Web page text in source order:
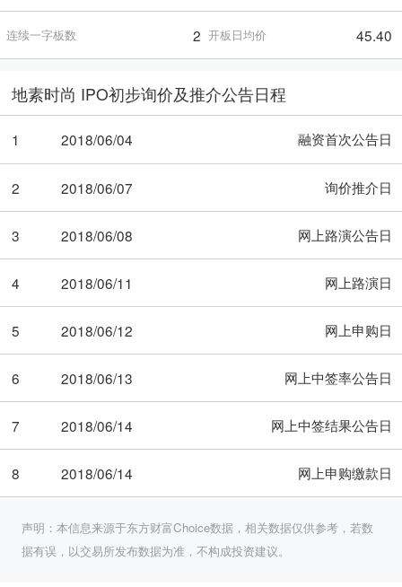
连续一字板数 2 开板日均价 45.40
地素时尚 IPO初步询价及推介公告日程
1 2018/06/04 融资首次公告日
2 2018/06/07 询价推介日
3 2018/06/08 网上路演公告日
4 2018/06/11 网上路演日
5 2018/06/12 网上申购日
6 2018/06/13 网上中签率公告日
7 2018/06/14 网上中签结果公告日
8 2018/06/14 网上申购缴款日
声明：本信息来源于东方财富Choice数据，相关数据仅供参考，若数
据有误，以交易所发布数据为准，不构成投资建议。